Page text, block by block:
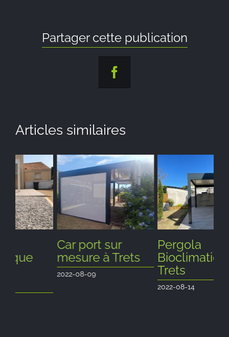
Partager cette publication
Facebook
Articles similaires
Pergola
Bioclimatique à
Réalisation d’une
pergola
bioclimatique
blanche à Trets